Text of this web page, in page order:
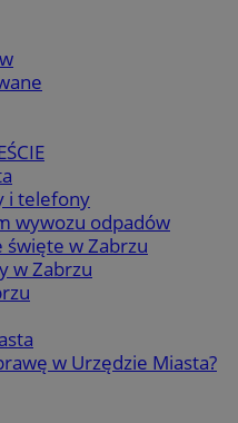
i telefony
wywozu odpadów
święte w Zabrzu
w Zabrzu
w Urzędzie Miasta?